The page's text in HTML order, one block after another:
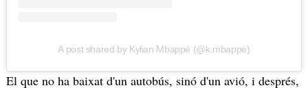
A post shared by Kylian Mbappé (@k.mbappe)
El que no ha baixat d'un autobús, sinó d'un avió, i després,